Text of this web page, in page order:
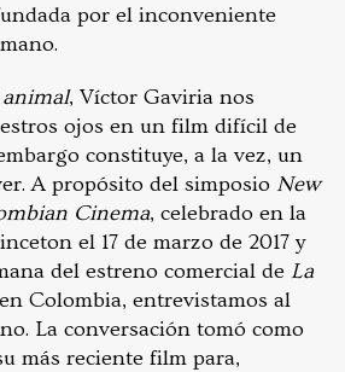
por el inconveniente
, Víctor Gaviria nos
ojos en un film difícil de
constituye, a la vez, un
A propósito del simposio New
Cinema, celebrado en la
el 17 de marzo de 2017 y
del estreno comercial de La
en Colombia, entrevistamos al
La conversación tomó como
más reciente film para,